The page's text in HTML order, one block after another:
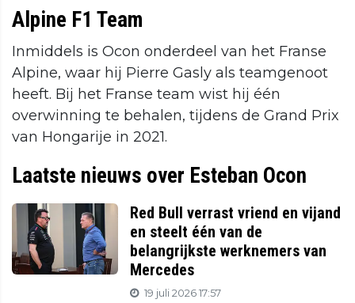
Alpine F1 Team
Inmiddels is Ocon onderdeel van het Franse
Alpine, waar hij Pierre Gasly als teamgenoot
heeft. Bij het Franse team wist hij één
overwinning te behalen, tijdens de Grand Prix
van Hongarije in 2021.
Laatste nieuws over Esteban Ocon
Red Bull verrast vriend en vijand
en steelt één van de
belangrijkste werknemers van
Mercedes
19 juli 2026 17:57